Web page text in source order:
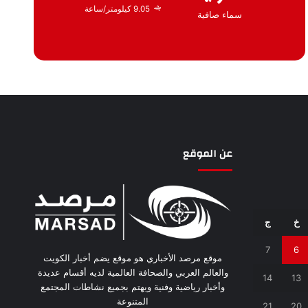
سماء صافية
9.05 كيلومتر/ساعة
خ ج
6
7
13
14
عن الموقع
موقع مرصد الأخباري هو موقع يضم أخبار الكويت
والعالم العربي والصحافة العالمية لديه أقسام عديدة
وأخبار رياضية وفنية ويهتم بجميع نشاطات المجتمع
المتنوعة